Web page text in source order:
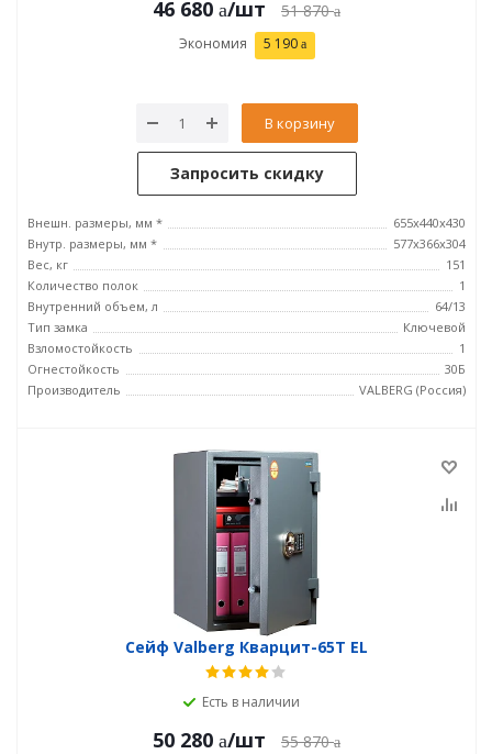
46 680 /шт 51 870
Экономия 5 190
В корзину
Запросить скидку
Внешн. размеры, мм *
655х440х430
Внутр. размеры, мм *
577х366х304
Вес, кг
151
Количество полок
1
Внутренний объем, л
64/13
Тип замка
Ключевой
Взломостойкость
1
Огнестойкость
30Б
Производитель
VALBERG (Россия)
Сейф Valberg Кварцит-65Т EL
Есть в наличии
50 280 /шт 55 870